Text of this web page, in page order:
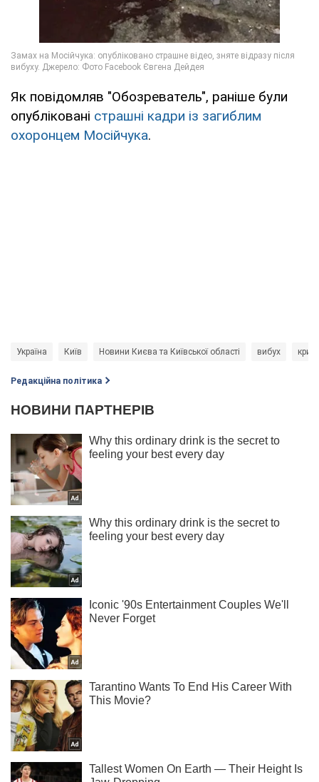
Як повідомляв "Обозреватель", раніше були
опубліковані страшні кадри із загиблим
охоронцем Мосійчука.
Україна Київ Новини Києва та Київської області вибух
Редакційна політика